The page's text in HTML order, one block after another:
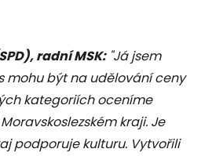
radní MSK:"Já jsem
mohu být na udělování ceny
kategoriích oceníme
kraji. Je
podporuje kulturu. Vytvořili